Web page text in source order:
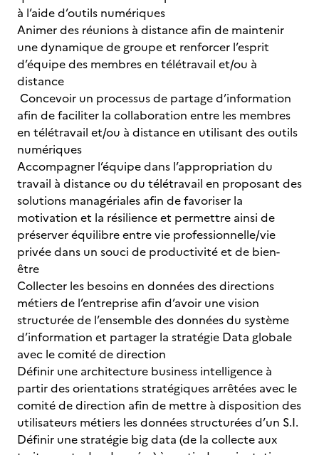
à l’aide d’outils numériques
Animer des réunions à distance afin de maintenir
une dynamique de groupe et renforcer l’esprit
d’équipe des membres en télétravail et/ou à
distance
Concevoir un processus de partage d’information
afin de faciliter la collaboration entre les membres
en télétravail et/ou à distance en utilisant des outils
numériques
Accompagner l’équipe dans l’appropriation du
travail à distance ou du télétravail en proposant des
solutions managériales afin de favoriser la
motivation et la résilience et permettre ainsi de
préserver équilibre entre vie professionnelle/vie
privée dans un souci de productivité et de bien-
être
Collecter les besoins en données des directions
métiers de l’entreprise afin d’avoir une vision
structurée de l’ensemble des données du système
d’information et partager la stratégie Data globale
avec le comité de direction
Définir une architecture business intelligence à
partir des orientations stratégiques arrêtées avec le
comité de direction afin de mettre à disposition des
utilisateurs métiers les données structurées d’un S.I.
Définir une stratégie big data (de la collecte aux